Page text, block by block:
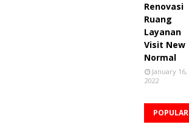
Renovasi
Ruang
Layanan
Visit New
Normal
January 16,
2022
POPULAR